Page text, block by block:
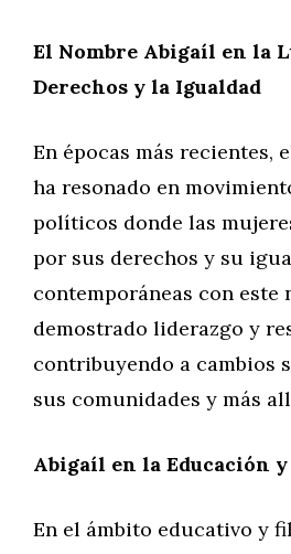
El Nombre Abigaíl en la
Derechos y la Igualdad
En épocas más recientes,
ha resonado en
políticos donde las
por sus derechos y su
contemporáneas con este
demostrado liderazgo y
contribuyendo a cambios
sus comunidades y más
Abigaíl en la Educación
En el ámbito educativo y